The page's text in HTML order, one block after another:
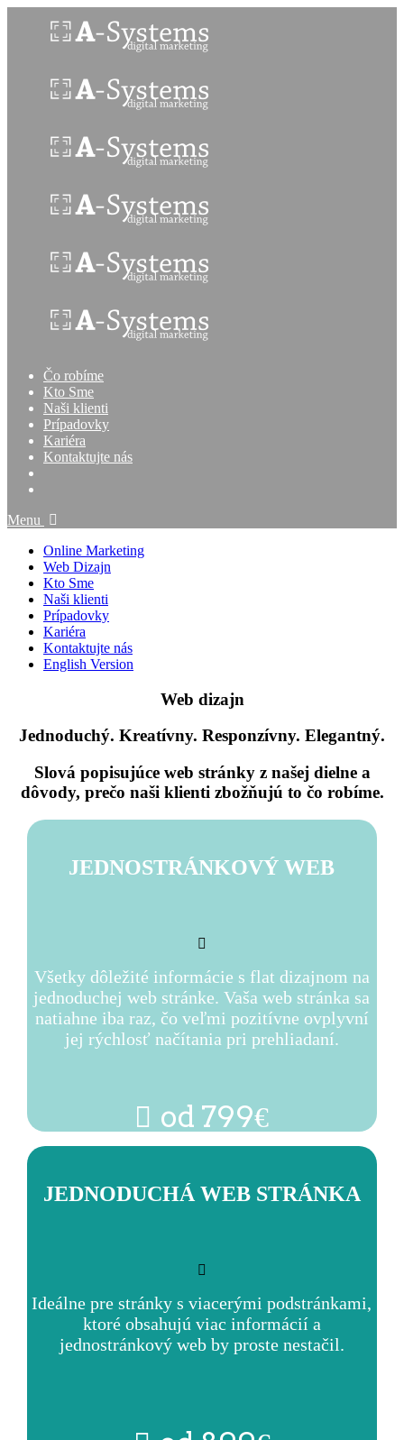
Čo robíme
Kto Sme
Naši klienti
Prípadovky
Kariéra
Kontaktujte nás
Menu
Online Marketing
Web Dizajn
Kto Sme
Naši klienti
Prípadovky
Kariéra
Kontaktujte nás
English Version
Web dizajn
Jednoduchý. Kreatívny. Responzívny. Elegantný.
Slová popisujúce web stránky z našej dielne a
dôvody, prečo naši klienti zbožňujú to čo robíme.
JEDNOSTRÁNKOVÝ WEB
Všetky dôležité informácie s flat dizajnom na
jednoduchej web stránke. Vaša web stránka sa
natiahne iba raz, čo veľmi pozitívne ovplyvní
jej rýchlosť načítania pri prehliadaní.
od 799€
JEDNODUCHÁ WEB STRÁNKA
Ideálne pre stránky s viacerými podstránkami,
ktoré obsahujú viac informácií a
jednostránkový web by proste nestačil.